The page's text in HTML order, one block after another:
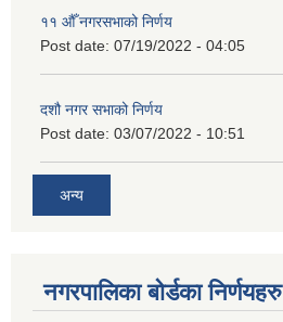
११ ‌औँ नगरसभाको निर्णय
Post date: 07/19/2022 - 04:05
दशौ नगर सभाको निर्णय
Post date: 03/07/2022 - 10:51
अन्य
नगरपालिका बोर्डका निर्णयहरु